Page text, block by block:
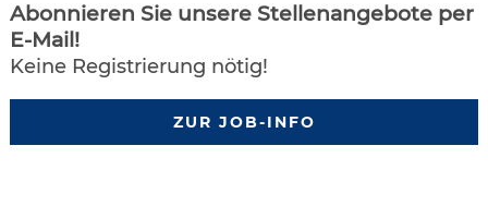
Abonnieren Sie unsere Stellenangebote per
E-Mail!
Keine Registrierung nötig!
ZUR JOB-INFO